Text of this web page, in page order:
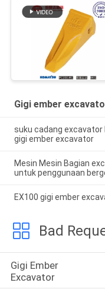
Gigi ember
suku cadang excavator
gigi ember excavator
Mesin Mesin Bagian
untuk penggunaan
EX100 gigi ember
Bad
Gigi Ember
Excavator